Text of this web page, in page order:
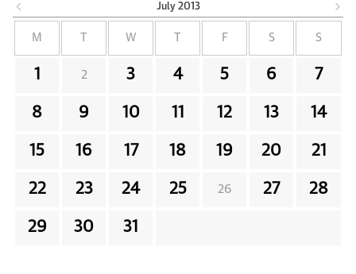
July 2013
M T W T F S S
1 2 3 4 5 6 7
8 9 10 11 12 13 14
15 16 17 18 19 20 21
22 23 24 25 26 27 28
29 30 31